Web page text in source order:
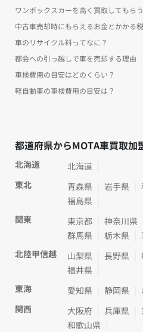
ワンボックスカーを高く買取してもら
中古車売却時にもらえるお金とかかる
車のリサイクル料ってなに？
都会への引っ越しで車を売却する理由
車検費用の目安はどのくらい？
軽自動車の車検費用の目安は？
都道府県からMOTA車買取加
北海道
北海道
東北
青森県 岩手県
福島県
関東
東京都 神奈川県
群馬県
栃木県
北陸甲信越
山梨県 長野県
福井県
東海
愛知県 静岡県
関西
大阪府 兵庫県
和歌山県